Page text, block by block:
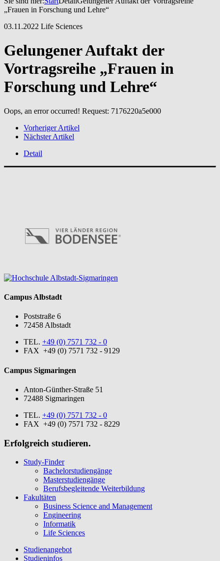
„Frauen in Forschung und Lehre“
03.11.2022 Life Sciences
Gelungener Auftakt der
Vortragsreihe „Frauen in
Forschung und Lehre“
Oops, an error occurred! Request: 7176220a5e000
Vorheriger Artikel
Nächster Artikel
Detail
Campus Albstadt
Poststraße 6
72458 Albstadt
TEL. +49 (0) 7571 732 - 0
FAX +49 (0) 7571 732 - 9129
Campus Sigmaringen
Anton-Günther-Straße 51
72488 Sigmaringen
TEL. +49 (0) 7571 732 - 0
FAX +49 (0) 7571 732 - 8229
Erfolgreich studieren.
Study-Finder
Bachelorstudiengänge
Masterstudiengänge
Berufsbegleitende Weiterbildung
Fakultäten
Business Science and Management
Engineering
Informatik
Life Sciences
Studienangebot
Studieninfos